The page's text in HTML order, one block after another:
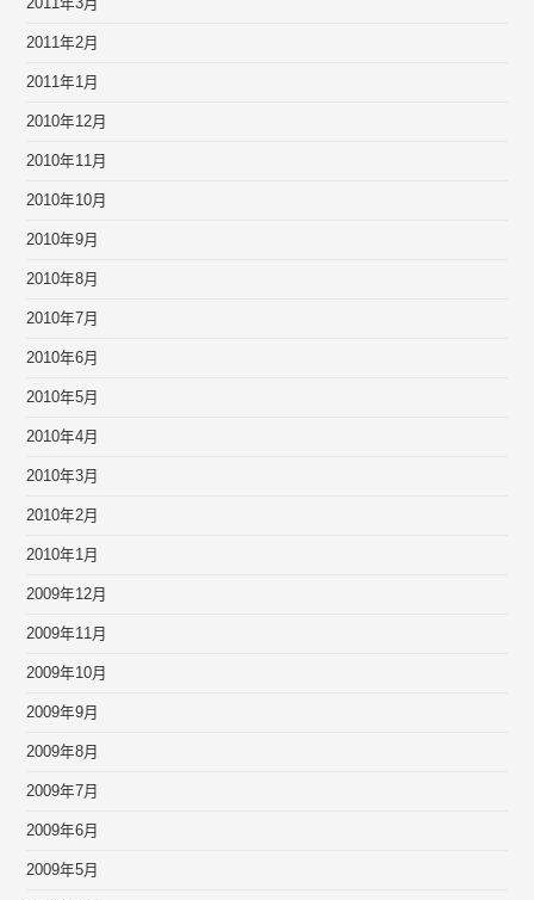
2011年3月
2011年2月
2011年1月
2010年12月
2010年11月
2010年10月
2010年9月
2010年8月
2010年7月
2010年6月
2010年5月
2010年4月
2010年3月
2010年2月
2010年1月
2009年12月
2009年11月
2009年10月
2009年9月
2009年8月
2009年7月
2009年6月
2009年5月